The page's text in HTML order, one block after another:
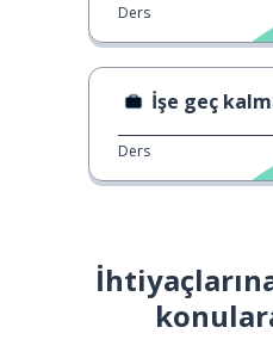
Ders
İşe geç
Ders